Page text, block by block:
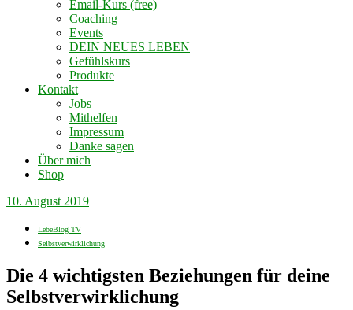
Email-Kurs (free)
Coaching
Events
DEIN NEUES LEBEN
Gefühlskurs
Produkte
Kontakt
Jobs
Mithelfen
Impressum
Danke sagen
Über mich
Shop
10. August 2019
LebeBlog TV
Selbstverwirklichung
Die 4 wichtigsten Beziehungen für deine
Selbstverwirklichung